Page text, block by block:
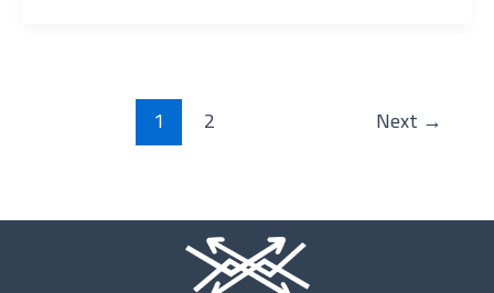
1 2 Next →
Instagram
X TikTok
WhatsApp
Mail